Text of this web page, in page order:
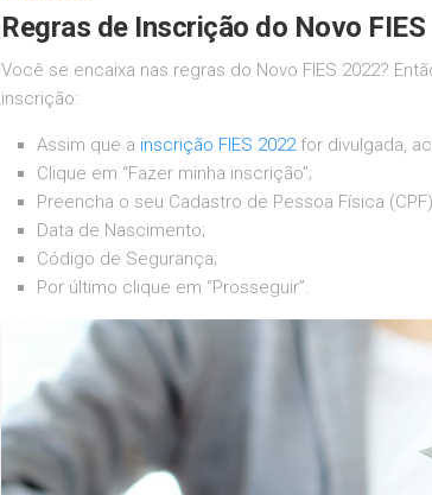
Regras de Inscrição do Novo FIES
Você se encaixa nas regras do Novo FIES 2022?
inscrição:
Assim que a inscrição FIES 2022for divulgada,
Clique em “Fazer minha inscrição”;
Preencha o seu Cadastro de Pessoa Física
Data de Nascimento;
Código de Segurança;
Por último clique em “Prosseguir”.